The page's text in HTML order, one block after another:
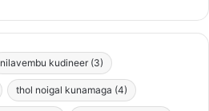
nilavembu kudineer (3)
thol noigal kunamaga (4)